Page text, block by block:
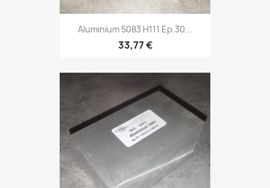
Aluminium 5083 H111 Ep.30...
33,77 €